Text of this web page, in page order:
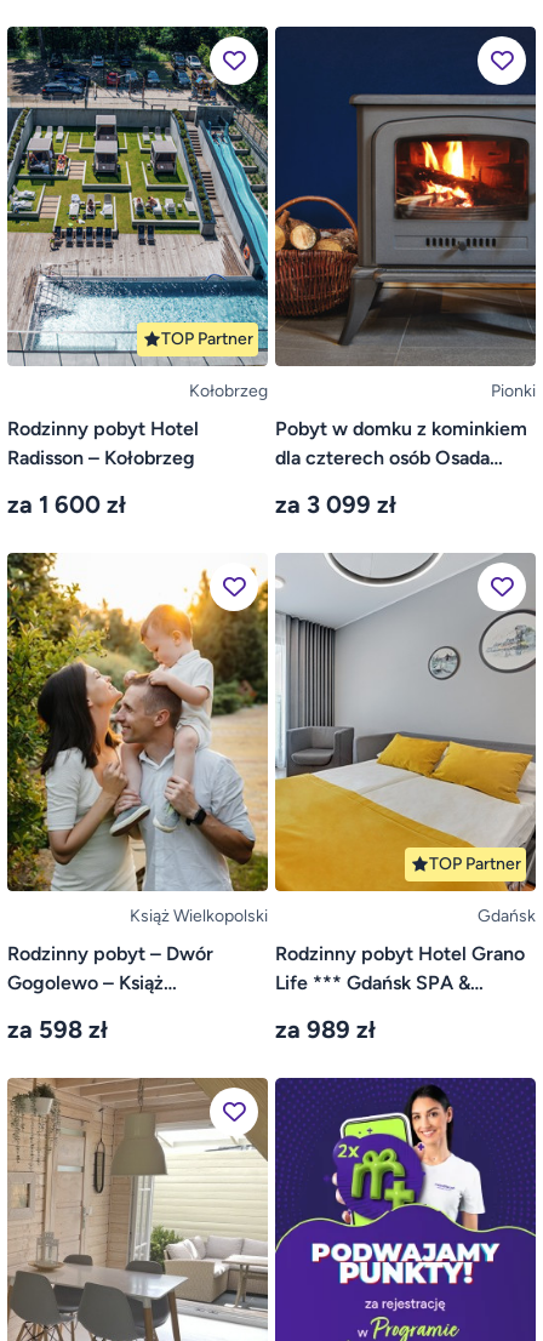
TOP Partner
Kołobrzeg
Rodzinny pobyt Hotel
Radisson – Kołobrzeg
za 1 600 zł
Pionki
Pobyt w domku z kominkiem
dla czterech osób Osada
za 3 099 zł
Książ Wielkopolski
Rodzinny pobyt – Dwór
Gogolewo – Książ
za 598 zł
TOP Partner
Gdańsk
Rodzinny pobyt Hotel Grano
Life *** Gdańsk SPA &
za 989 zł